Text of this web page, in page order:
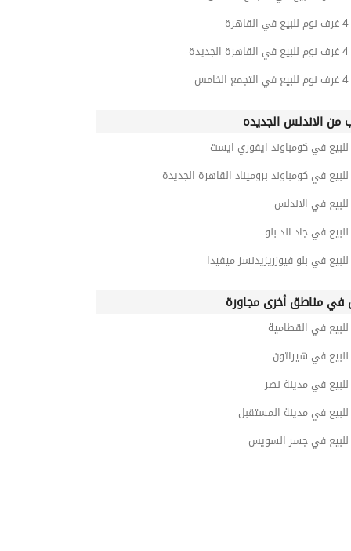
من الاندلس الجديده
في كومباوند ايفوري ايست
في كومباوند بروميناد القاهرة الجديدة
في الاندلس
في جاد اند بلو
في بلو فيوزريزيدنسز ميفيدا
مناطق أخرى مجاورة
في القطامية
في شيراتون
في مدينة نصر
في مدينة المستقبل
في جسر السويس